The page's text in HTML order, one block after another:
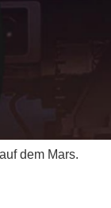
dem Mars.